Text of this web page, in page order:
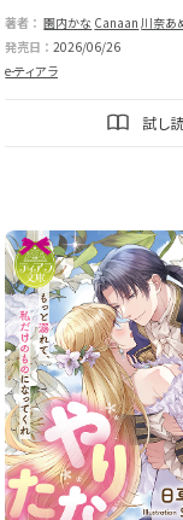
著者：園内かな Canaan 川奈あ
発売日：2026/06/26
e-ティアラ
試し